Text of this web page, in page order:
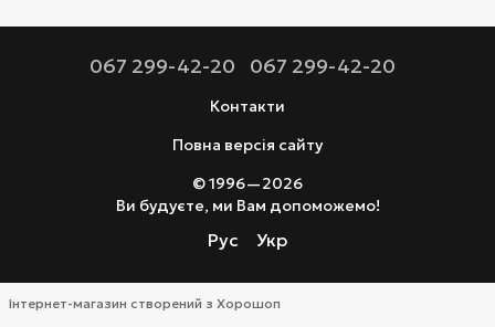
067 299-42-20 067 299-42-20
Контакти
Повна версія сайту
© 1996—2026
Ви будуєте, ми Вам допоможемо!
Рус Укр
Інтернет-магазин створений з Хорошоп